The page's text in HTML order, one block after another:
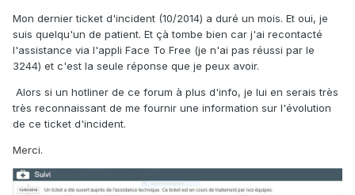
Mon dernier ticket d'incident (10/2014) a duré un mois. Et oui, je
suis quelqu'un de patient. Et çà tombe bien car j'ai recontacté
l'assistance via l'appli Face To Free (je n'ai pas réussi par le
3244) et c'est la seule réponse que je peux avoir.
Alors si un hotliner de ce forum à plus d'info, je lui en serais très
très reconnaissant de me fournir une information sur l'évolution
de ce ticket d'incident.
Merci.